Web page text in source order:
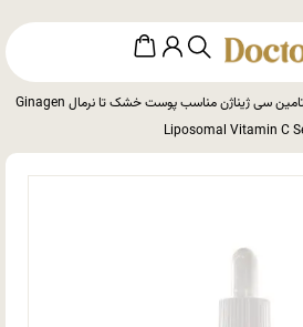
/ سرم ویتامین سی ژیناژن مناسب پوست خشک تا نرمال Ginagen
Liposomal Vitamin C